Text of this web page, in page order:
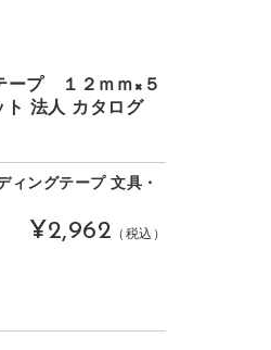
ープ １２ｍｍ×５
ト 法人 カタログ
ィングテープ 文具・
¥2,962 （税込）